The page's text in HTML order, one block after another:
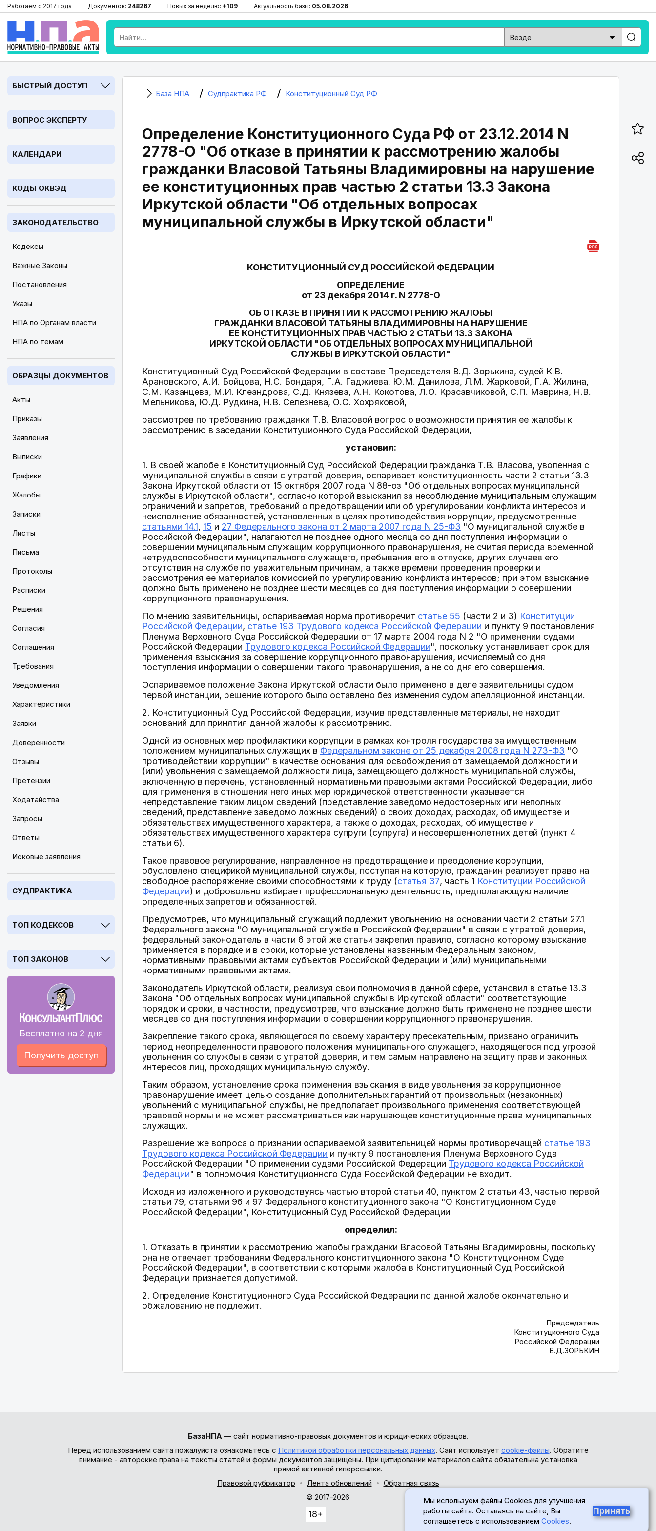
Работаем с 2017 года Документов: 248267 Новых за неделю: +109 Актуальность базы: 05.08.2026
БЫСТРЫЙ ДОСТУП
ВОПРОС ЭКСПЕРТУ
КАЛЕНДАРИ
КОДЫ ОКВЭД
ЗАКОНОДАТЕЛЬСТВО
Кодексы
Важные Законы
Постановления
Указы
НПА по Органам власти
НПА по темам
ОБРАЗЦЫ ДОКУМЕНТОВ
Акты
Приказы
Заявления
Выписки
Графики
Жалобы
Записки
Листы
Письма
Протоколы
Расписки
Решения
Согласия
Соглашения
Требования
Уведомления
Характеристики
Заявки
Доверенности
Отзывы
Претензии
Ходатайства
Запросы
Ответы
Исковые заявления
СУДПРАКТИКА
ТОП КОДЕКСОВ
ТОП ЗАКОНОВ
Бесплатно на 2 дня
Получить доступ
База НПА Судпрактика РФ Конституционный Суд РФ
Определение Конституционного Суда РФ от 23.12.2014 N
2778-О "Об отказе в принятии к рассмотрению жалобы
гражданки Власовой Татьяны Владимировны на нарушение
ее конституционных прав частью 2 статьи 13.3 Закона
Иркутской области "Об отдельных вопросах
муниципальной службы в Иркутской области"
КОНСТИТУЦИОННЫЙ СУД РОССИЙСКОЙ ФЕДЕРАЦИИ
ОПРЕДЕЛЕНИЕ
от 23 декабря 2014 г. N 2778-О
ОБ ОТКАЗЕ В ПРИНЯТИИ К РАССМОТРЕНИЮ ЖАЛОБЫ
ГРАЖДАНКИ ВЛАСОВОЙ ТАТЬЯНЫ ВЛАДИМИРОВНЫ НА НАРУШЕНИЕ
ЕЕ КОНСТИТУЦИОННЫХ ПРАВ ЧАСТЬЮ 2 СТАТЬИ 13.3 ЗАКОНА
ИРКУТСКОЙ ОБЛАСТИ "ОБ ОТДЕЛЬНЫХ ВОПРОСАХ МУНИЦИПАЛЬНОЙ
СЛУЖБЫ В ИРКУТСКОЙ ОБЛАСТИ"
Конституционный Суд Российской Федерации в составе Председателя В.Д. Зорькина, судей К.В.
Арановского, А.И. Бойцова, Н.С. Бондаря, Г.А. Гаджиева, Ю.М. Данилова, Л.М. Жарковой, Г.А. Жилина,
С.М. Казанцева, М.И. Клеандрова, С.Д. Князева, А.Н. Кокотова, Л.О. Красавчиковой, С.П. Маврина, Н.В.
Мельникова, Ю.Д. Рудкина, Н.В. Селезнева, О.С. Хохряковой,
рассмотрев по требованию гражданки Т.В. Власовой вопрос о возможности принятия ее жалобы к
рассмотрению в заседании Конституционного Суда Российской Федерации,
установил:
1. В своей жалобе в Конституционный Суд Российской Федерации гражданка Т.В. Власова, уволенная с
муниципальной службы в связи с утратой доверия, оспаривает конституционность части 2 статьи 13.3
Закона Иркутской области от 15 октября 2007 года N 88-оз "Об отдельных вопросах муниципальной
службы в Иркутской области", согласно которой взыскания за несоблюдение муниципальным служащим
ограничений и запретов, требований о предотвращении или об урегулировании конфликта интересов и
неисполнение обязанностей, установленных в целях противодействия коррупции, предусмотренные
статьями 14.1, 15 и 27 Федерального закона от 2 марта 2007 года N 25-ФЗ "О муниципальной службе в
Российской Федерации", налагаются не позднее одного месяца со дня поступления информации о
совершении муниципальным служащим коррупционного правонарушения, не считая периода временной
нетрудоспособности муниципального служащего, пребывания его в отпуске, других случаев его
отсутствия на службе по уважительным причинам, а также времени проведения проверки и
рассмотрения ее материалов комиссией по урегулированию конфликта интересов; при этом взыскание
должно быть применено не позднее шести месяцев со дня поступления информации о совершении
коррупционного правонарушения.
По мнению заявительницы, оспариваемая норма противоречит статье 55 (части 2 и 3) Конституции
Российской Федерации, статье 193 Трудового кодекса Российской Федерации и пункту 9 постановления
Пленума Верховного Суда Российской Федерации от 17 марта 2004 года N 2 "О применении судами
Российской Федерации Трудового кодекса Российской Федерации", поскольку устанавливает срок для
применения взыскания за совершение коррупционного правонарушения, исчисляемый со дня
поступления информации о совершении такого правонарушения, а не со дня его совершения.
Оспариваемое положение Закона Иркутской области было применено в деле заявительницы судом
первой инстанции, решение которого было оставлено без изменения судом апелляционной инстанции.
2. Конституционный Суд Российской Федерации, изучив представленные материалы, не находит
оснований для принятия данной жалобы к рассмотрению.
Одной из основных мер профилактики коррупции в рамках контроля государства за имущественным
положением муниципальных служащих в Федеральном законе от 25 декабря 2008 года N 273-ФЗ "О
противодействии коррупции" в качестве основания для освобождения от замещаемой должности и
(или) увольнения с замещаемой должности лица, замещающего должность муниципальной службы,
включенную в перечень, установленный нормативными правовыми актами Российской Федерации, либо
для применения в отношении него иных мер юридической ответственности указывается
непредставление таким лицом сведений (представление заведомо недостоверных или неполных
сведений, представление заведомо ложных сведений) о своих доходах, расходах, об имуществе и
обязательствах имущественного характера, а также о доходах, расходах, об имуществе и
обязательствах имущественного характера супруги (супруга) и несовершеннолетних детей (пункт 4
статьи 6).
Такое правовое регулирование, направленное на предотвращение и преодоление коррупции,
обусловлено спецификой муниципальной службы, поступая на которую, гражданин реализует право на
свободное распоряжение своими способностями к труду (статья 37, часть 1 Конституции Российской
Федерации) и добровольно избирает профессиональную деятельность, предполагающую наличие
определенных запретов и обязанностей.
Предусмотрев, что муниципальный служащий подлежит увольнению на основании части 2 статьи 27.1
Федерального закона "О муниципальной службе в Российской Федерации" в связи с утратой доверия,
федеральный законодатель в части 6 этой же статьи закрепил правило, согласно которому взыскание
применяется в порядке и в сроки, которые установлены названным Федеральным законом,
нормативными правовыми актами субъектов Российской Федерации и (или) муниципальными
нормативными правовыми актами.
Законодатель Иркутской области, реализуя свои полномочия в данной сфере, установил в статье 13.3
Закона "Об отдельных вопросах муниципальной службы в Иркутской области" соответствующие
порядок и сроки, в частности, предусмотрев, что взыскание должно быть применено не позднее шести
месяцев со дня поступления информации о совершении коррупционного правонарушения.
Закрепление такого срока, являющегося по своему характеру пресекательным, призвано ограничить
период неопределенности правового положения муниципального служащего, находящегося под угрозой
увольнения со службы в связи с утратой доверия, и тем самым направлено на защиту прав и законных
интересов лиц, проходящих муниципальную службу.
Таким образом, установление срока применения взыскания в виде увольнения за коррупционное
правонарушение имеет целью создание дополнительных гарантий от произвольных (незаконных)
увольнений с муниципальной службы, не предполагает произвольного применения соответствующей
правовой нормы и не может рассматриваться как нарушающее конституционные права муниципальных
служащих.
Разрешение же вопроса о признании оспариваемой заявительницей нормы противоречащей статье 193
Трудового кодекса Российской Федерации и пункту 9 постановления Пленума Верховного Суда
Российской Федерации "О применении судами Российской Федерации Трудового кодекса Российской
Федерации" в полномочия Конституционного Суда Российской Федерации не входит.
Исходя из изложенного и руководствуясь частью второй статьи 40, пунктом 2 статьи 43, частью первой
статьи 79, статьями 96 и 97 Федерального конституционного закона "О Конституционном Суде
Российской Федерации", Конституционный Суд Российской Федерации
определил:
1. Отказать в принятии к рассмотрению жалобы гражданки Власовой Татьяны Владимировны, поскольку
она не отвечает требованиям Федерального конституционного закона "О Конституционном Суде
Российской Федерации", в соответствии с которыми жалоба в Конституционный Суд Российской
Федерации признается допустимой.
2. Определение Конституционного Суда Российской Федерации по данной жалобе окончательно и
обжалованию не подлежит.
Председатель
Конституционного Суда
Российской Федерации
В.Д.ЗОРЬКИН
БазаНПА— сайт нормативно-правовых документов и юридических образцов.
Перед использованием сайта пожалуйста ознакомьтесь с Политикой обработки персональных данных. Сайт использует cookie-файлы. Обратите
внимание - авторские права на тексты статей и формы документов защищены. При цитировании материалов сайта обязательна установка
прямой активной гиперссылки.
Правовой рубрикатор
Лента обновлений
Обратная связь
© 2017-2026
18+
Мы используем файлы Cookies для улучшения
работы сайта. Оставаясь на сайте, Вы
соглашаетесь с использованием Cookies.
Принять